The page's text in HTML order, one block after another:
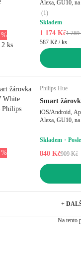
2 ks
Alexa, GU10,
(1)
Skladem
1 174 Kč1
587 Kč / ks
Philips Hue
Smart
iOS/Android,
Alexa, GU10,
Skladem
840 Kč909 Kč
+
Na tento